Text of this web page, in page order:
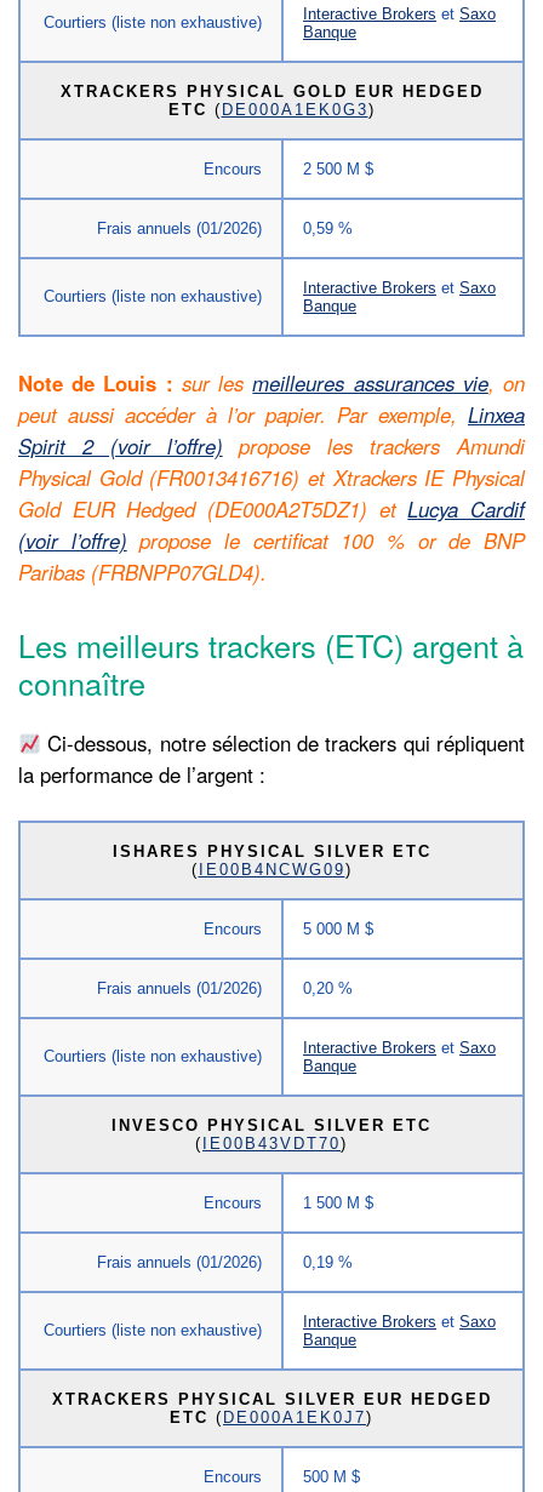
Courtiers (liste non exhaustive) Interactive Brokers etSaxo
Banque
XTRACKERS PHYSICAL GOLD EUR HEDGED
ETC ( DE000A1EK0G3)
Encours 2 500 M $
Frais annuels (01/2026) 0,59 %
Courtiers (liste non exhaustive) Interactive Brokers etSaxo
Banque
Note de Louis : sur lesmeilleures assurances vie, on
peut aussi accéder à l’or papier. Par exemple, Linxea
Spirit 2 (voir l’offre) propose les trackers Amundi
Physical Gold (FR0013416716) et Xtrackers IE Physical
Gold EUR Hedged (DE000A2T5DZ1) etLucya Cardif
(voir l’offre) propose le certificat 100 % or de BNP
Paribas (FRBNPP07GLD4).
Les meilleurs trackers (ETC) argent à
connaître
Ci-dessous, notre sélection de trackers qui répliquent
la performance de l’argent :
ISHARES PHYSICAL SILVER ETC
( IE00B4NCWG09)
Encours 5 000 M $
Frais annuels (01/2026) 0,20 %
Courtiers (liste non exhaustive) Interactive Brokers etSaxo
Banque
INVESCO PHYSICAL SILVER ETC
(
IE00B43VDT70)
Encours 1 500 M $
Frais annuels (01/2026) 0,19 %
Courtiers (liste non exhaustive) Interactive Brokers etSaxo
Banque
XTRACKERS PHYSICAL SILVER EUR HEDGED
ETC ( DE000A1EK0J7)
Encours 500 M $